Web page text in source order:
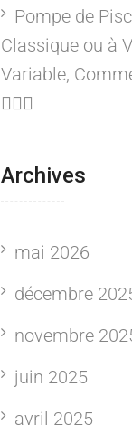
Pompe de
Classique ou à
Variable,
🏊‍♂️💦
Archives
mai 2026
décembre
novembre
juin 2025
avril 2025